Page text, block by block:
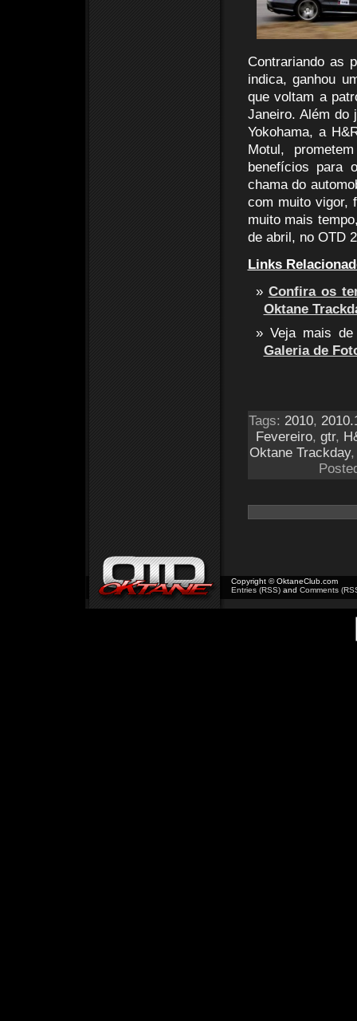
Contrariando as
indica, ganhou
que voltam a
Janeiro. Além do
Yokohama, a
Motul,
benefícios para
chama do
com muito vigor,
muito mais
de abril, no OTD
Links
Confira os
Oktane
Veja mais
Galeria de
Tags: 2010,
Fevereiro, gtr,
Oktane Trackday
Copyright © OktaneClub.com
Entries (RSS)and Comments